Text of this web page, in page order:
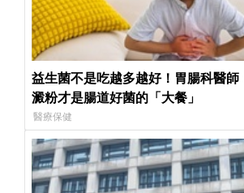
益生菌不是吃越多越好！胃腸科醫師
澱粉才是腸道好菌的「大餐」
醫療保健